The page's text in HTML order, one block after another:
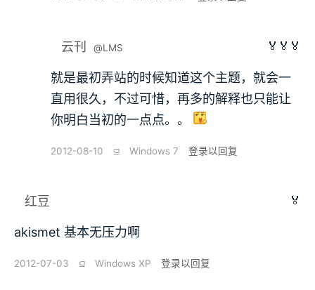
云刊 @LMS 🏅🏅🏅
就是最初弄站的时候知道这个主题，就会一
直用很久，不过可惜，再多的解释也只能让
你明白当初的一点点。。
2012-08-10 ⫑ Windows 7 登录以回复
红豆 🏅
akismet 基本无压力啊
2012-07-03 ⫑ Windows XP 登录以回复